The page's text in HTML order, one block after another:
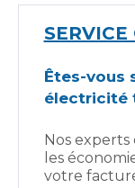
SERVICE
Êtes-vous
électricité
Nos
les
votre